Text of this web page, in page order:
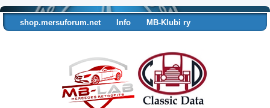
shop.mersuforum.net Info
MB-Klubi ry